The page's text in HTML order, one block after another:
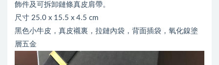
飾件及可拆卸鏈條真皮肩帶。
尺寸 25.0 x 15.5 x 4.5 cm
黑色小牛皮，真皮襯裏，拉鏈內袋，背面插袋，氧化鎳塗
層五金